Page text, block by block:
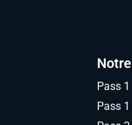
Pass
Pass